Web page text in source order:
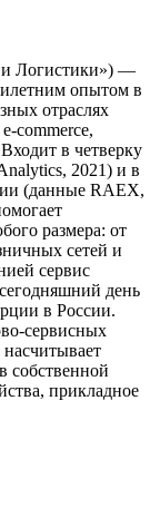
и Логистики») —
опытом в
отраслях
commerce,
в четверку
2021) и в
(данные RAEX,
размера: от
сетей и
сервис
день
в России.
сервисных
собственной
прикладное